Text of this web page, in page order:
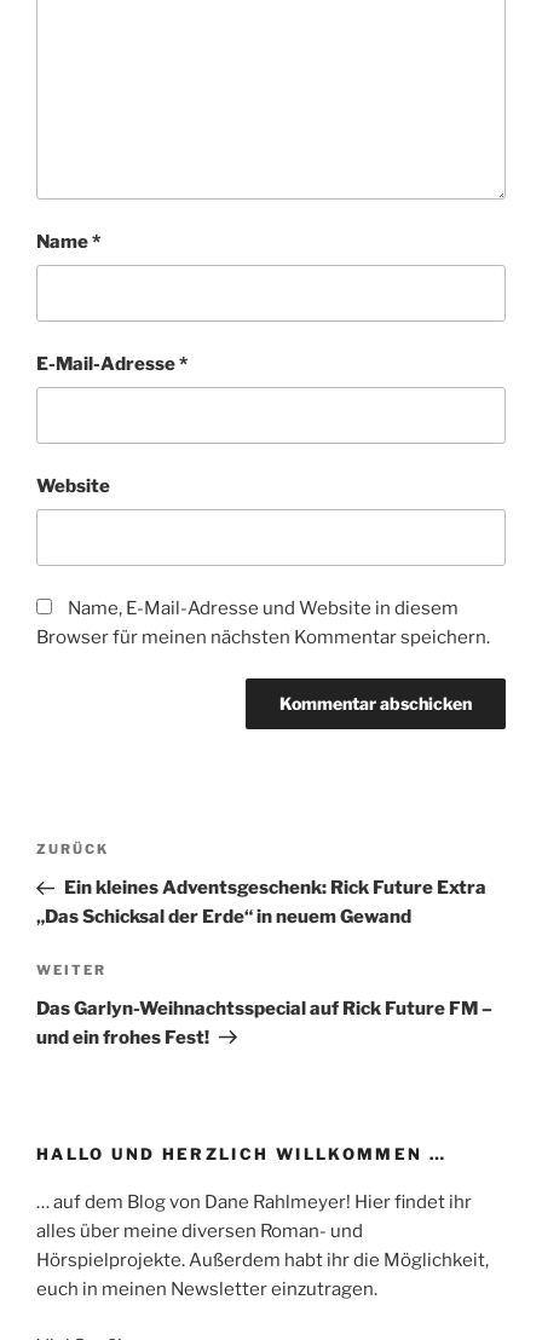
Name*
E-Mail-Adresse*
Website
Name, E-Mail-Adresse und Website in diesem
Browser für meinen nächsten Kommentar speichern.
Beitragsnavigation
Vorheriger
Beitrag
ZURÜCK
Ein kleines Adventsgeschenk: Rick Future Extra
„Das Schicksal der Erde“ in neuem Gewand
Nächster
Beitrag
WEITER
Das Garlyn-Weihnachtsspecial auf Rick Future FM –
und ein frohes Fest!
HALLO UND HERZLICH WILLKOMMEN …
… auf dem Blog von Dane Rahlmeyer! Hier findet ihr
alles über meine diversen Roman- und
Hörspielprojekte. Außerdem habt ihr die Möglichkeit,
euch in meinen Newsletter einzutragen.